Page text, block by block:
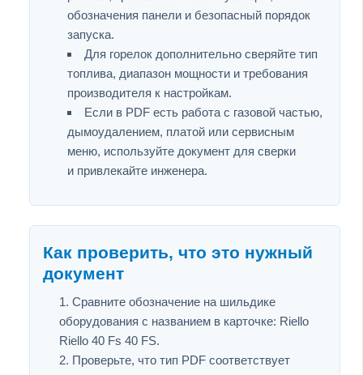
обозначения панели и безопасный порядок
запуска.
Для горелок дополнительно сверяйте тип
топлива, диапазон мощности и требования
производителя к настройкам.
Если в PDF есть работа с газовой частью,
дымоудалением, платой или сервисным
меню, используйте документ для сверки
и привлекайте инженера.
Как проверить, что это нужный
документ
Сравните обозначение на шильдике
оборудования с названием в карточке: Riello
Riello 40 Fs 40 FS.
Проверьте, что тип PDF соответствует